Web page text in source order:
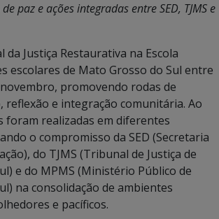
paz e ações integradas entre SED, TJMS e
da Justiça Restaurativa na Escola
escolares de Mato Grosso do Sul entre
promovendo rodas de
reflexão e integração comunitária. Ao
foram realizadas em diferentes
o compromisso da SED (Secretaria
do TJMS (Tribunal de Justiça de
e do MPMS (Ministério Público de
na consolidação de ambientes
e pacíficos.